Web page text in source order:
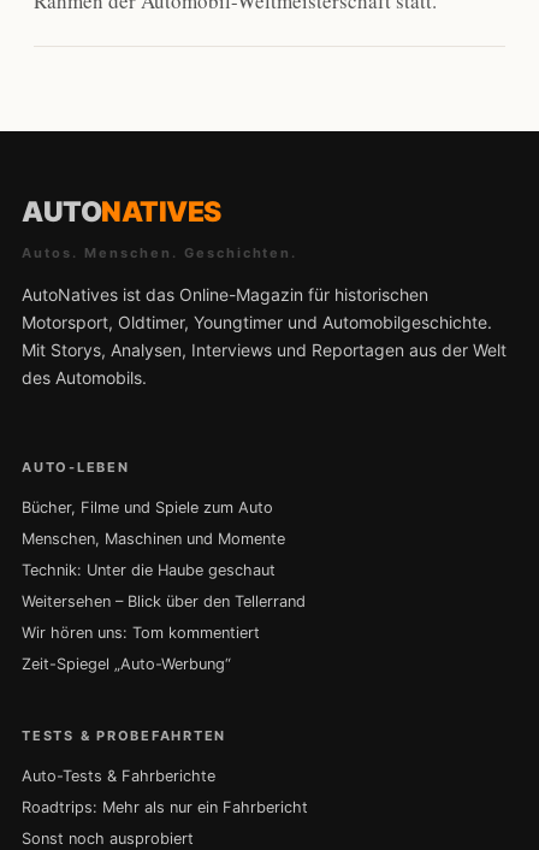
AUTONATIVES
Autos. Menschen. Geschichten.
AutoNatives ist das Online-Magazin für historischen
Motorsport, Oldtimer, Youngtimer und Automobilgeschichte.
Mit Storys, Analysen, Interviews und Reportagen aus der Welt
des Automobils.
AUTO-LEBEN
Bücher, Filme und Spiele zum Auto
Menschen, Maschinen und Momente
Technik: Unter die Haube geschaut
Weitersehen – Blick über den Tellerrand
Wir hören uns: Tom kommentiert
Zeit-Spiegel „Auto-Werbung“
TESTS & PROBEFAHRTEN
Auto-Tests & Fahrberichte
Roadtrips: Mehr als nur ein Fahrbericht
Sonst noch ausprobiert